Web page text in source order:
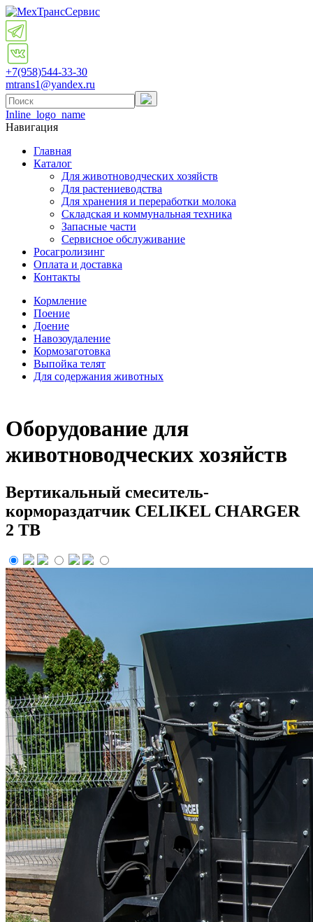
+7(958)544-33-30
mtrans1@yandex.ru
Inline_logo_name
Навигация
Главная
Каталог
Для животноводческих хозяйств
Для растениеводства
Для хранения и переработки молока
Складская и коммунальная техника
Запасные части
Cервисное обслуживание
Росагролизинг
Оплата и доставка
Контакты
Кормление
Поение
Доение
Навозоудаление
Кормозаготовка
Выпойка телят
Для содержания животных
Оборудование для
животноводческих хозяйств
Вертикальный смеситель-
кормораздатчик CELIKEL CHARGER
2 TB